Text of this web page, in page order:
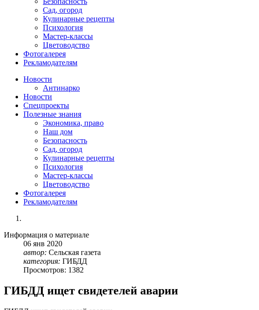
Сад, огород
Кулинарные рецепты
Психология
Мастер-классы
Цветоводство
Фотогалерея
Рекламодателям
Новости
Антинарко
Новости
Спецпроекты
Полезные знания
Экономика, право
Наш дом
Безопасность
Сад, огород
Кулинарные рецепты
Психология
Мастер-классы
Цветоводство
Фотогалерея
Рекламодателям
Информация о материале
06 янв 2020
автор: Сельская газета
категория: ГИБДД
Просмотров: 1382
ГИБДД ищет свидетелей аварии